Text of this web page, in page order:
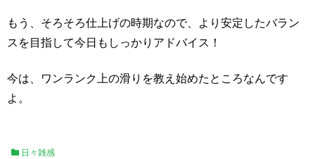
もう、そろそろ仕上げの時期なので、より安定したバラン
スを目指して今日もしっかりアドバイス！
今は、ワンランク上の滑りを教え始めたところなんです
よ。
日々雑感